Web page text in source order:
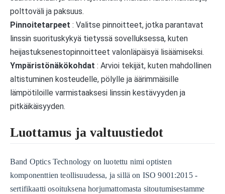
polttoväli ja paksuus.
Pinnoitetarpeet : Valitse pinnoitteet, jotka parantavat
linssin suorituskykyä tietyssä sovelluksessa, kuten
heijastuksenestopinnoitteet valonläpäisyä lisäämiseksi.
Ympäristönäkökohdat : ​​Arvioi tekijät, kuten mahdollinen
altistuminen kosteudelle, pölylle ja äärimmäisille
lämpötiloille varmistaaksesi linssin kestävyyden ja
pitkäikäisyyden.
Luottamus ja valtuustiedot
Band Optics Technology on luotettu nimi optisten
komponenttien teollisuudessa, ja sillä on ISO 9001:2015 -
sertifikaatti osoituksena horjumattomasta sitoutumisestamme